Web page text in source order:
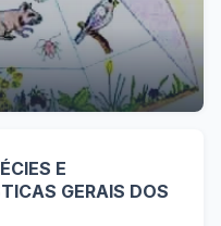
E
GERAIS DOS